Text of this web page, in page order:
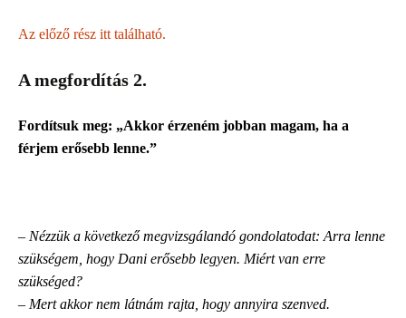
Az előző rész itt található.
A megfordítás 2.
Fordítsuk meg: „Akkor érzeném jobban magam, ha a
férjem erősebb lenne.”
– Nézzük a következő megvizsgálandó gondolatodat: Arra lenne
szükségem, hogy Dani erősebb legyen. Miért van erre
szükséged?
– Mert akkor nem látnám rajta, hogy annyira szenved.